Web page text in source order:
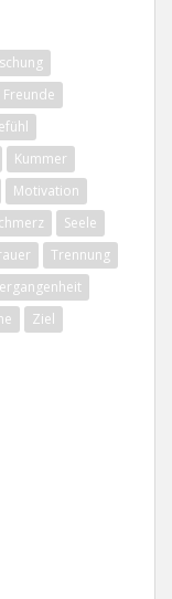
Freunde
Kummer
Motivation
Seele
Trennung
Ziel